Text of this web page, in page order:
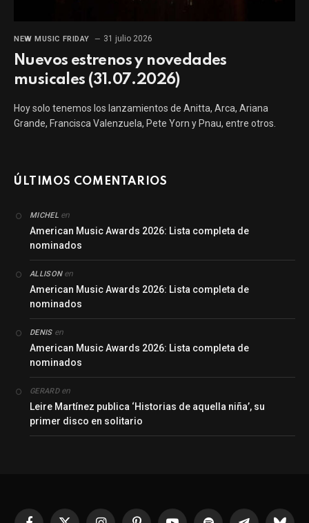
NEW MUSIC FRIDAY 31 julio 2026
Nuevos estrenos y novedades
musicales (31.07.2026)
Hoy solo tenemos los lanzamientos de Anitta, Arca, Ariana
Grande, Francisca Valenzuela, Pete Yorn y Pnau, entre otros.
ÚLTIMOS COMENTARIOS
MICHEL en
American Music Awards 2026: Lista completa de
nominados
ALLISONen
American Music Awards 2026: Lista completa de
nominados
DENISen
American Music Awards 2026: Lista completa de
nominados
GERARDen
Leire Martínez publica ‘Historias de aquella niña’, su
primer disco en solitario